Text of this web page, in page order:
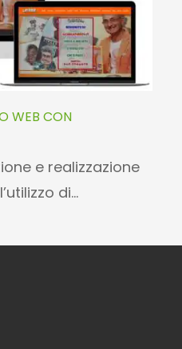
WEB CON
e realizzazione
di…